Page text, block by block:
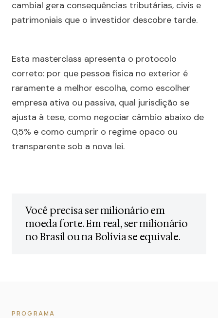
cambial gera consequências tributárias, civis e
patrimoniais que o investidor descobre tarde.
Esta masterclass apresenta o protocolo
correto: por que pessoa física no exterior é
raramente a melhor escolha, como escolher
empresa ativa ou passiva, qual jurisdição se
ajusta à tese, como negociar câmbio abaixo de
0,5% e como cumprir o regime opaco ou
transparente sob a nova lei.
Você precisa ser milionário em
moeda forte. Em real, ser milionário
no Brasil ou na Bolívia se equivale.
PROGRAMA